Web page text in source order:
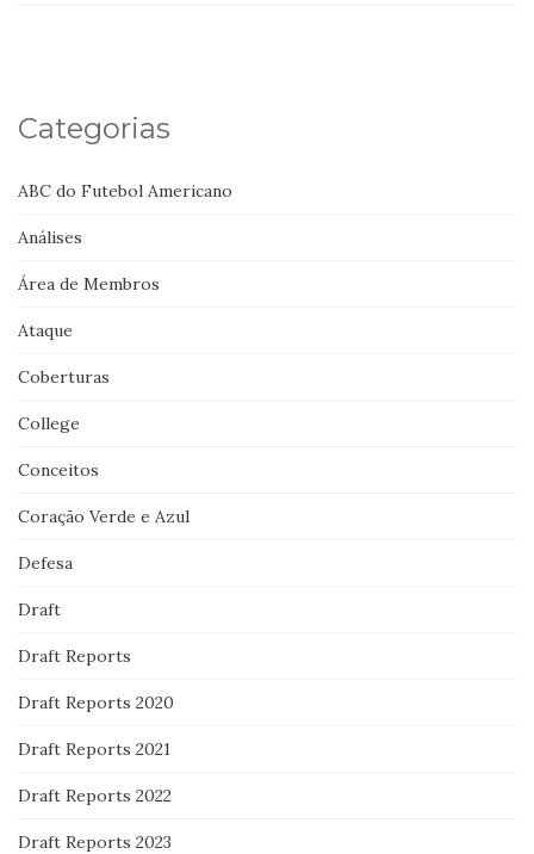
Categorias
ABC do Futebol Americano
Análises
Área de Membros
Ataque
Coberturas
College
Conceitos
Coração Verde e Azul
Defesa
Draft
Draft Reports
Draft Reports 2020
Draft Reports 2021
Draft Reports 2022
Draft Reports 2023